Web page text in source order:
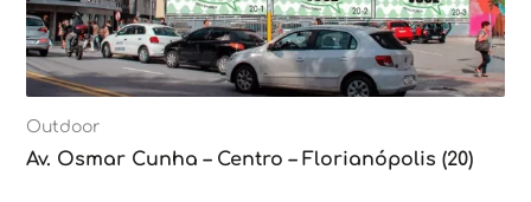
Outdoor
Av. Osmar Cunha – Centro – Florianópolis (20)